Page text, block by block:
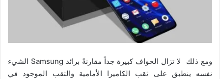
ومع ذلك لا تزال الحواف كبيرة جداً مقارنةً برائد Samsung الشيء
نفسه ينطبق على ثقب الكاميرا الأمامية والثقب الموجود في